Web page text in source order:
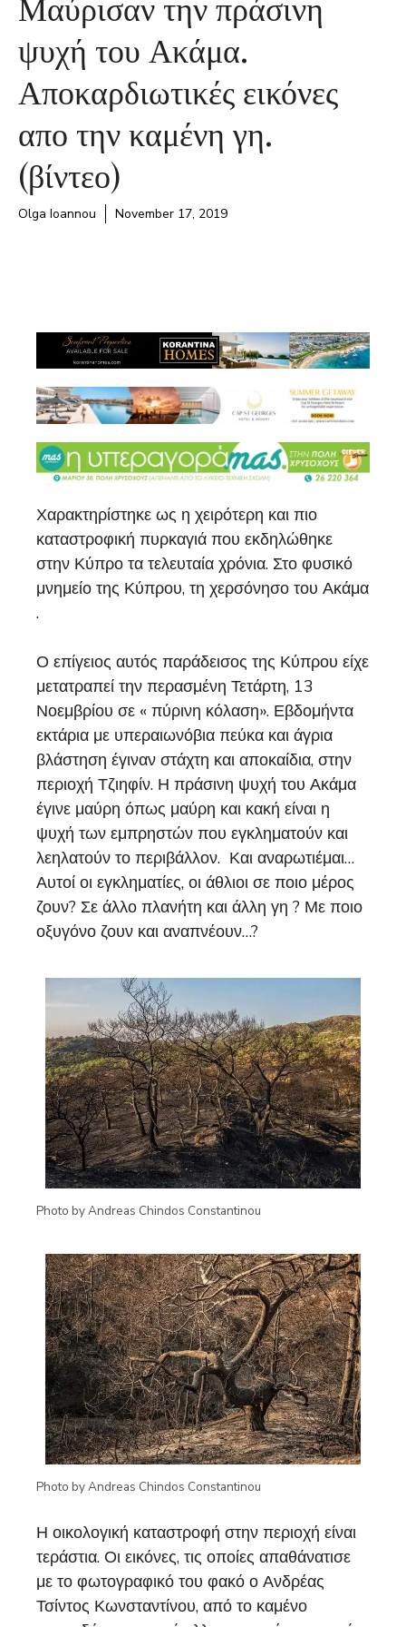
ψυχή του Ακάμα.
Αποκαρδιωτικές εικόνες
απο την καμένη γη.
(βίντεο)
Olga Ioannou November 17, 2019
Χαρακτηρίστηκε ως η χειρότερη και πιο
καταστροφική πυρκαγιά που εκδηλώθηκε
στην Κύπρο τα τελευταία χρόνια. Στο φυσικό
μνημείο της Κύπρου, τη χερσόνησο του Ακάμα
.
Ο επίγειος αυτός παράδεισος της Κύπρου είχε
μετατραπεί την περασμένη Τετάρτη, 13
Νοεμβρίου σε « πύρινη κόλαση». Εβδομήντα
εκτάρια με υπεραιωνόβια πεύκα και άγρια
βλάστηση έγιναν στάχτη και αποκαίδια, στην
περιοχή Τζιηφίν. Η πράσινη ψυχή του Ακάμα
έγινε μαύρη όπως μαύρη και κακή είναι η
ψυχή των εμπρηστών που εγκληματούν και
λεηλατούν το περιβάλλον. Και αναρωτιέμαι…
Αυτοί οι εγκληματίες, οι άθλιοι σε ποιο μέρος
ζουν? Σε άλλο πλανήτη και άλλη γη ? Με ποιο
οξυγόνο ζουν και αναπνέουν…?
Photo by Andreas Chindos Constantinou
Photo by Andreas Chindos Constantinou
Η οικολογική καταστροφή στην περιοχή είναι
τεράστια. Οι εικόνες, τις οποίες απαθάνατισε
με το φωτογραφικό του φακό ο Ανδρέας
Τσίντος Κωνσταντίνου, από το καμένο